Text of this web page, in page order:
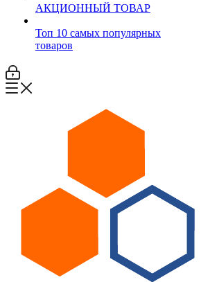
АКЦИОННЫЙ ТОВАР
Топ 10 самых популярных
товаров